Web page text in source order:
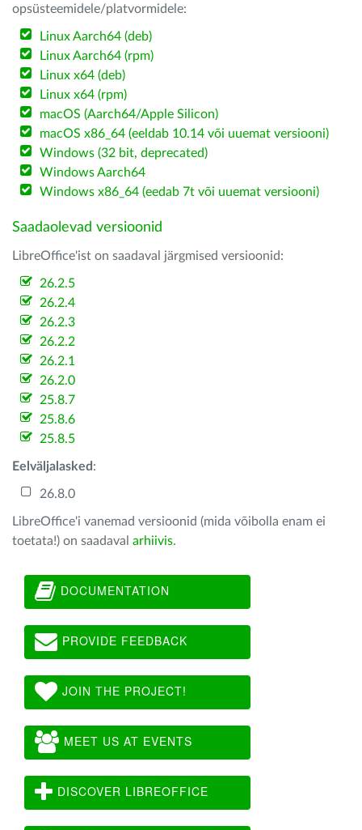
opsüsteemidele/platvormidele:
Linux Aarch64 (deb)
Linux Aarch64 (rpm)
Linux x64 (deb)
Linux x64 (rpm)
macOS (Aarch64/Apple Silicon)
macOS x86_64 (eeldab 10.14 või uuemat versiooni)
Windows (32 bit, deprecated)
Windows Aarch64
Windows x86_64 (eedab 7t või uuemat versiooni)
Saadaolevad versioonid
LibreOffice'ist on saadaval järgmised versioonid:
26.2.5
26.2.4
26.2.3
26.2.2
26.2.1
26.2.0
25.8.7
25.8.6
25.8.5
Eelväljalasked :
26.8.0
LibreOffice'i vanemad versioonid (mida võibolla enam ei
toetata!) on saadaval arhiivis.
DOCUMENTATION
PROVIDE FEEDBACK
JOIN THE PROJECT!
MEET US AT EVENTS
DISCOVER LIBREOFFICE